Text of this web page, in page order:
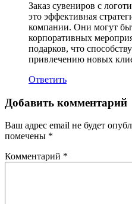
Заказ сувениров с
это эффективная
компании. Они могут
корпоративных
подарков, что
привлечению новых
Ответить
Добавить комментарий
Ваш адрес email не будет
помечены *
Комментарий *